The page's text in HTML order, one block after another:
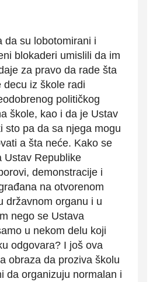
da su lobotomirani i
blokaderi umislili da im
za pravo da rade šta
decu iz škole radi
političkog
škole, kao i da je Ustav
sto pa da sa njega mogu
a šta neće. Kako se
Ustav Republike
demonstracije i
na otvorenom
državnom organu i u
nego se Ustava
u nekom delu koji
odgovara? I još ova
obraza da proziva školu
da organizuju normalan i